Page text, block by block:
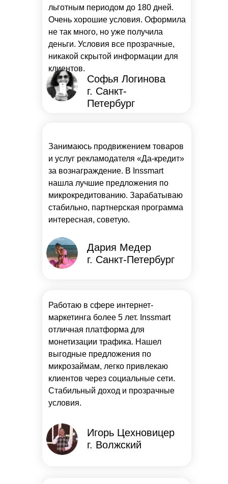
льготным периодом до 180 дней.
Очень хорошие условия. Оформила
не так много, но уже получила
деньги. Условия все прозрачные,
никакой скрытой информации для
клиентов.
Софья Логинова
г. Санкт-
Петербург
Занимаюсь продвижением товаров
и услуг рекламодателя «Да-кредит»
за вознаграждение. В Inssmart
нашла лучшие предложения по
микрокредитованию. Зарабатываю
стабильно, партнерская программа
интересная, советую.
Дария Медер
г. Санкт-Петербург
Работаю в сфере интернет-
маркетинга более 5 лет. Inssmart
отличная платформа для
монетизации трафика. Нашел
выгодные предложения по
микрозаймам, легко привлекаю
клиентов через социальные сети.
Стабильный доход и прозрачные
условия.
Игорь Цехновицер
г. Волжский